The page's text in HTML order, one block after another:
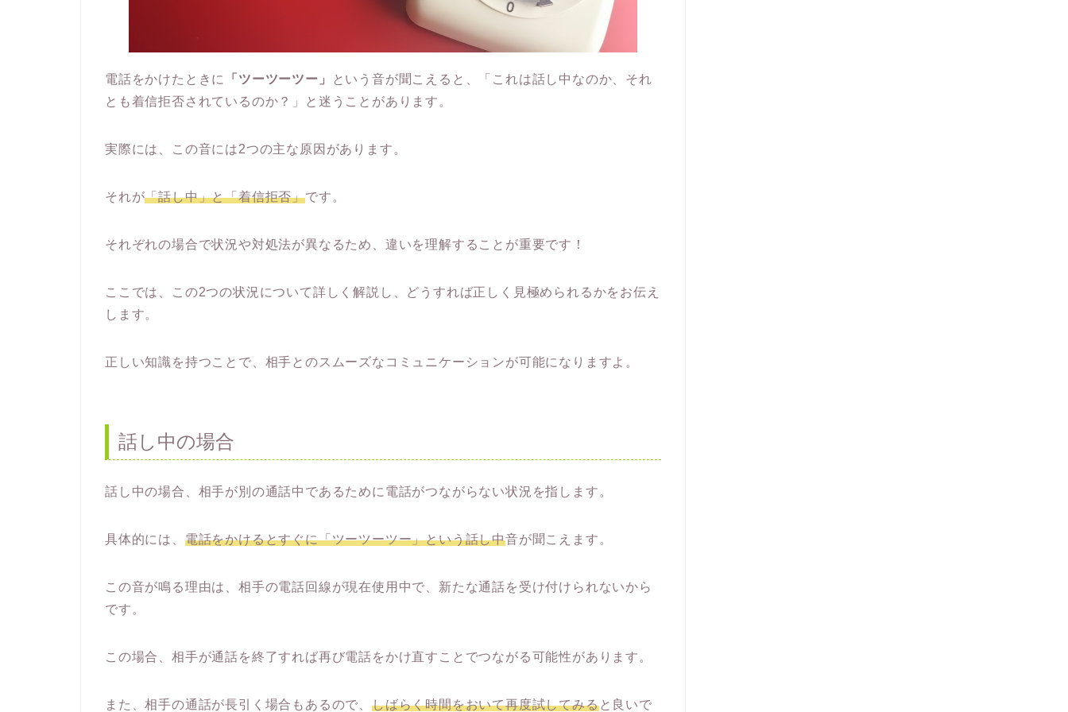
電話をかけたときに 「ツーツーツー」
という音が聞こえると、「これは話し中なのか、それ
とも着信拒否されているのか？」と迷うことがあります。
実際には、この音には2つの主な原因があります。
それが「話し中」と「着信拒否」です。
それぞれの場合で状況や対処法が異なるため、違いを理解することが重要です！
ここでは、この2つの状況について詳しく解説し、どうすれば正しく見極められるかをお伝え
します。
正しい知識を持つことで、相手とのスムーズなコミュニケーションが可能になりますよ。
話し中の場合
話し中の場合、相手が別の通話中であるために電話がつながらない状況を指します。
具体的には、 電話をかけるとすぐに「ツーツーツー」という話し中音が聞こえます。
この音が鳴る理由は、相手の電話回線が現在使用中で、新たな通話を受け付けられないから
です。
この場合、相手が通話を終了すれば再び電話をかけ直すことでつながる可能性があります。
また、相手の通話が長引く場合もあるので、 しばらく時間をおいて再度試してみると良いで